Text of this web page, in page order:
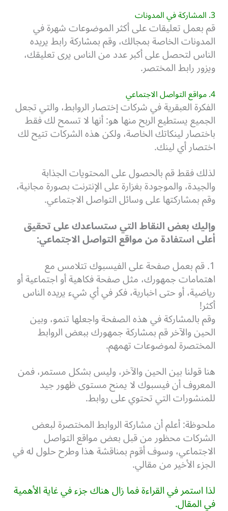
3. المشاركة في المدونات
قم بعمل تعليقات على أكثر الموضوعات شهرة في
المدونات الخاصة بمجالك، وقم بمشاركة رابط يريده
الناس لتحصل على أكبر عدد من الناس يرى تعليقك،
ويزور رابط المختصر.
4. مواقع التواصل الاجتماعي
الفكرة العبقرية في شركات إختصار الروابط، والتي تجعل
الجميع يستطيع الربح منها هو:أنها لا تسمح لك فقط
باختصار لينكاتك الخاصة،ولكن هذه الشركات تتيح لك
اختصار أي لينك.
لذلك فقط قم بالحصول على المحتويات الجذابة
والجيدة، والموجودة بغزارة على الإنترنت بصورة مجانية،
وقم بمشاركتها على وسائل التواصل الاجتماعي.
وإليك بعض النقاط التي ستساعدك على تحقيق
أعلى استفادة من مواقع التواصل الاجتماعي:
1. قم بعمل صفحة على الفيسبوك تتلامس مع
اهتمامات جمهورك، مثل صفحة فكاهية أو اجتماعية أو
رياضية، أو حتى اخبارية،فكر في أي شيء يريده الناس
أكثر!
وقم بالمشاركة في هذه الصفحة واجعلها تنمو، وبين
الحين والآخر قم بمشاركة جمهورك ببعض الروابط
المختصرة لموضوعات تهمهم.
هنا قولنا بين الحين والآخر، وليس بشكل مستمر، فمن
المعروف أن فيسبوك لا يمنح مستوى ظهور جيد
للمنشورات التي تحتوي على روابط.
ملحوظة: أعلم أن مشاركة الروابط المختصرة لبعض
الشركات محظور من قبل بعض مواقع التواصل
الاجتماعي، وسوف أقوم بمناقشة هذا وطرح حلول له في
الجزء الأخير من مقالي.
لذا استمر في القراءة فما زال هناك جزء في غاية الأهمية
في المقال.